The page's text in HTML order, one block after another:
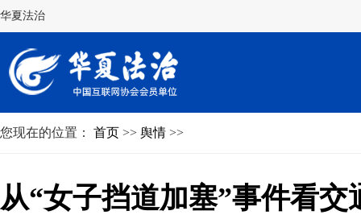
华夏法治
您现在的位置： 首页 >> 舆情 >>
从“女子挡道加塞”事件看